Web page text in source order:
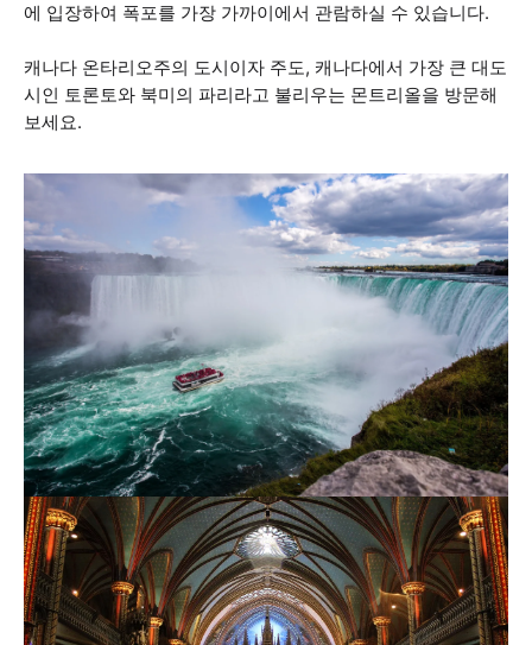
에 입장하여 폭포를 가장 가까이에서 관람하실 수 있습니다.
캐나다 온타리오주의 도시이자 주도, 캐나다에서 가장 큰 대도
시인 토론토와 북미의 파리라고 불리우는 몬트리올을 방문해
보세요.